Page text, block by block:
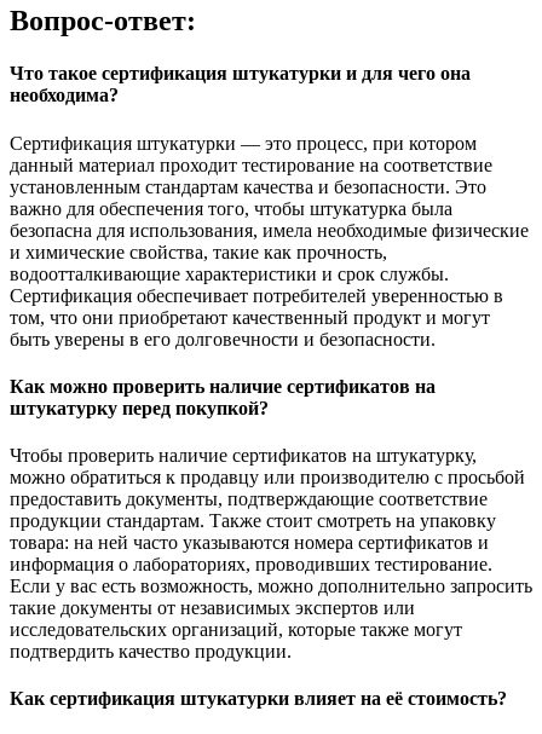
Вопрос-ответ:
Что такое сертификация штукатурки и для чего она
необходима?
Сертификация штукатурки — это процесс, при котором
данный материал проходит тестирование на соответствие
установленным стандартам качества и безопасности. Это
важно для обеспечения того, чтобы штукатурка была
безопасна для использования, имела необходимые физические
и химические свойства, такие как прочность,
водоотталкивающие характеристики и срок службы.
Сертификация обеспечивает потребителей уверенностью в
том, что они приобретают качественный продукт и могут
быть уверены в его долговечности и безопасности.
Как можно проверить наличие сертификатов на
штукатурку перед покупкой?
Чтобы проверить наличие сертификатов на штукатурку,
можно обратиться к продавцу или производителю с просьбой
предоставить документы, подтверждающие соответствие
продукции стандартам. Также стоит смотреть на упаковку
товара: на ней часто указываются номера сертификатов и
информация о лабораториях, проводивших тестирование.
Если у вас есть возможность, можно дополнительно запросить
такие документы от независимых экспертов или
исследовательских организаций, которые также могут
подтвердить качество продукции.
Как сертификация штукатурки влияет на её стоимость?